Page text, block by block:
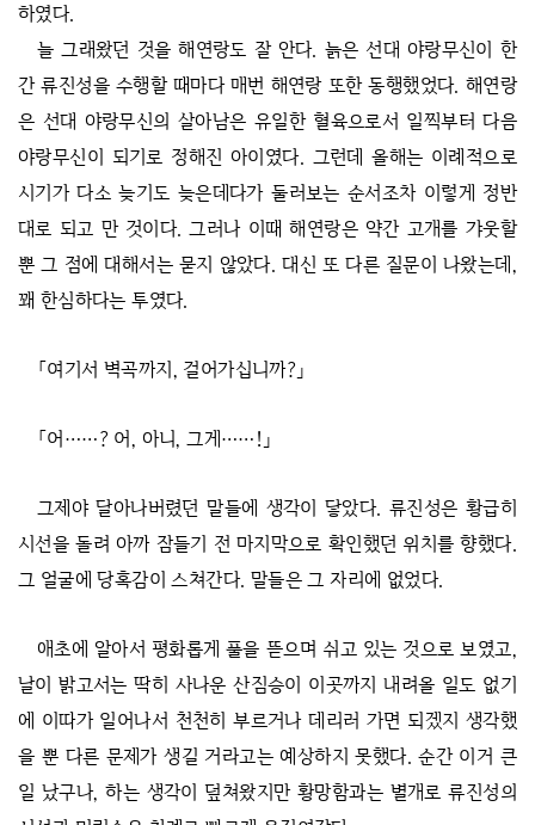
하였다.
늘 그래왔던 것을 해연랑도 잘 안다. 늙은 선대 야랑무신이 한
간 류진성을 수행할 때마다 매번 해연랑 또한 동행했었다. 해연랑
은 선대 야랑무신의 살아남은 유일한 혈육으로서 일찍부터 다음
야랑무신이 되기로 정해진 아이였다. 그런데 올해는 이례적으로
시기가 다소 늦기도 늦은데다가 둘러보는 순서조차 이렇게 정반
대로 되고 만 것이다. 그러나 이때 해연랑은 약간 고개를 갸웃할
뿐 그 점에 대해서는 묻지 않았다. 대신 또 다른 질문이 나왔는데,
꽤 한심하다는 투였다.
「여기서 벽곡까지, 걸어가십니까?」
「어……? 어, 아니, 그게……!」
그제야 달아나버렸던 말들에 생각이 닿았다. 류진성은 황급히
시선을 돌려 아까 잠들기 전 마지막으로 확인했던 위치를 향했다.
그 얼굴에 당혹감이 스쳐간다. 말들은 그 자리에 없었다.
애초에 알아서 평화롭게 풀을 뜯으며 쉬고 있는 것으로 보였고,
날이 밝고서는 딱히 사나운 산짐승이 이곳까지 내려올 일도 없기
에 이따가 일어나서 천천히 부르거나 데리러 가면 되겠지 생각했
을 뿐 다른 문제가 생길 거라고는 예상하지 못했다. 순간 이거 큰
일 났구나, 하는 생각이 덮쳐왔지만 황망함과는 별개로 류진성의